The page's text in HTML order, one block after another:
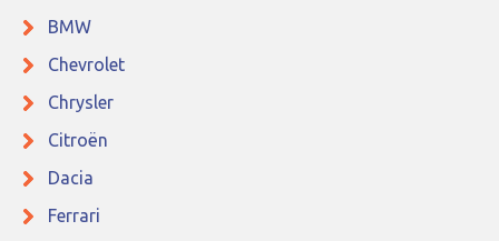
BMW
Chevrolet
Chrysler
Citroën
Dacia
Ferrari